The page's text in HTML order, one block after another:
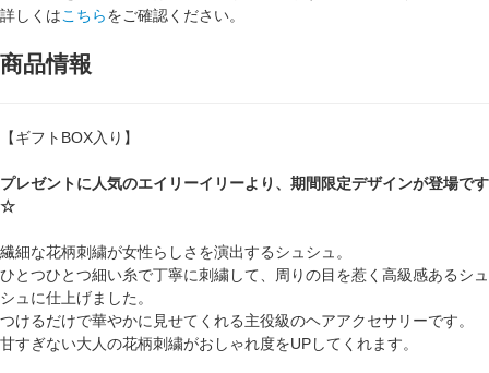
詳しくはこちらをご確認ください。
商品情報
【ギフトBOX入り】
プレゼントに人気のエイリーイリーより、期間限定デザインが登場です
☆
繊細な花柄刺繍が女性らしさを演出するシュシュ。
ひとつひとつ細い糸で丁寧に刺繍して、周りの目を惹く高級感あるシュ
シュに仕上げました。
つけるだけで華やかに見せてくれる主役級のヘアアクセサリーです。
甘すぎない大人の花柄刺繍がおしゃれ度をUPしてくれます。